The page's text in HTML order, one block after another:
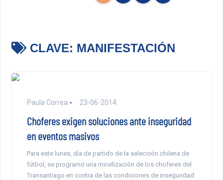
CLAVE: MANIFESTACIÓN
Paula Correa 23-06-2014
Choferes exigen soluciones ante inseguridad
en eventos masivos
Para este lunes, día de partido de la selección chilena de
fútbol, se programó una movilización de los choferes del
Transantiago en contra de las condiciones de inseguridad